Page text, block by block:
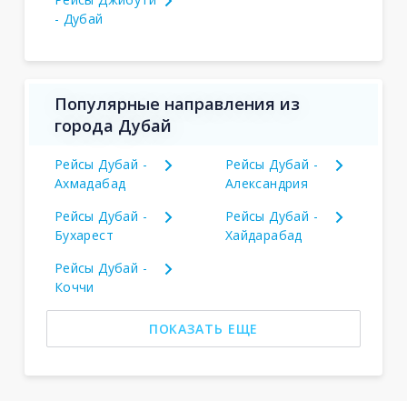
- Дубай
Популярные направления из
города Дубай
Рейсы Дубай -
Ахмадабад
Рейсы Дубай -
Александрия
Рейсы Дубай -
Бухарест
Рейсы Дубай -
Хайдарабад
Рейсы Дубай -
Коччи
ПОКАЗАТЬ ЕЩЕ